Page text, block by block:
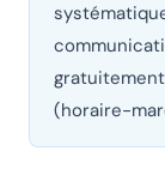
(horaire-